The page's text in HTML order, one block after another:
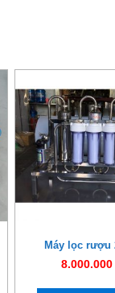
Máy lọc rượu
8.000.000